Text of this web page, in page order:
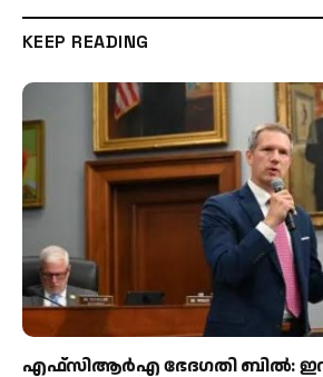
KEEP READING
എഫ്‌സിആർഎ ഭേദഗതി ബിൽ: